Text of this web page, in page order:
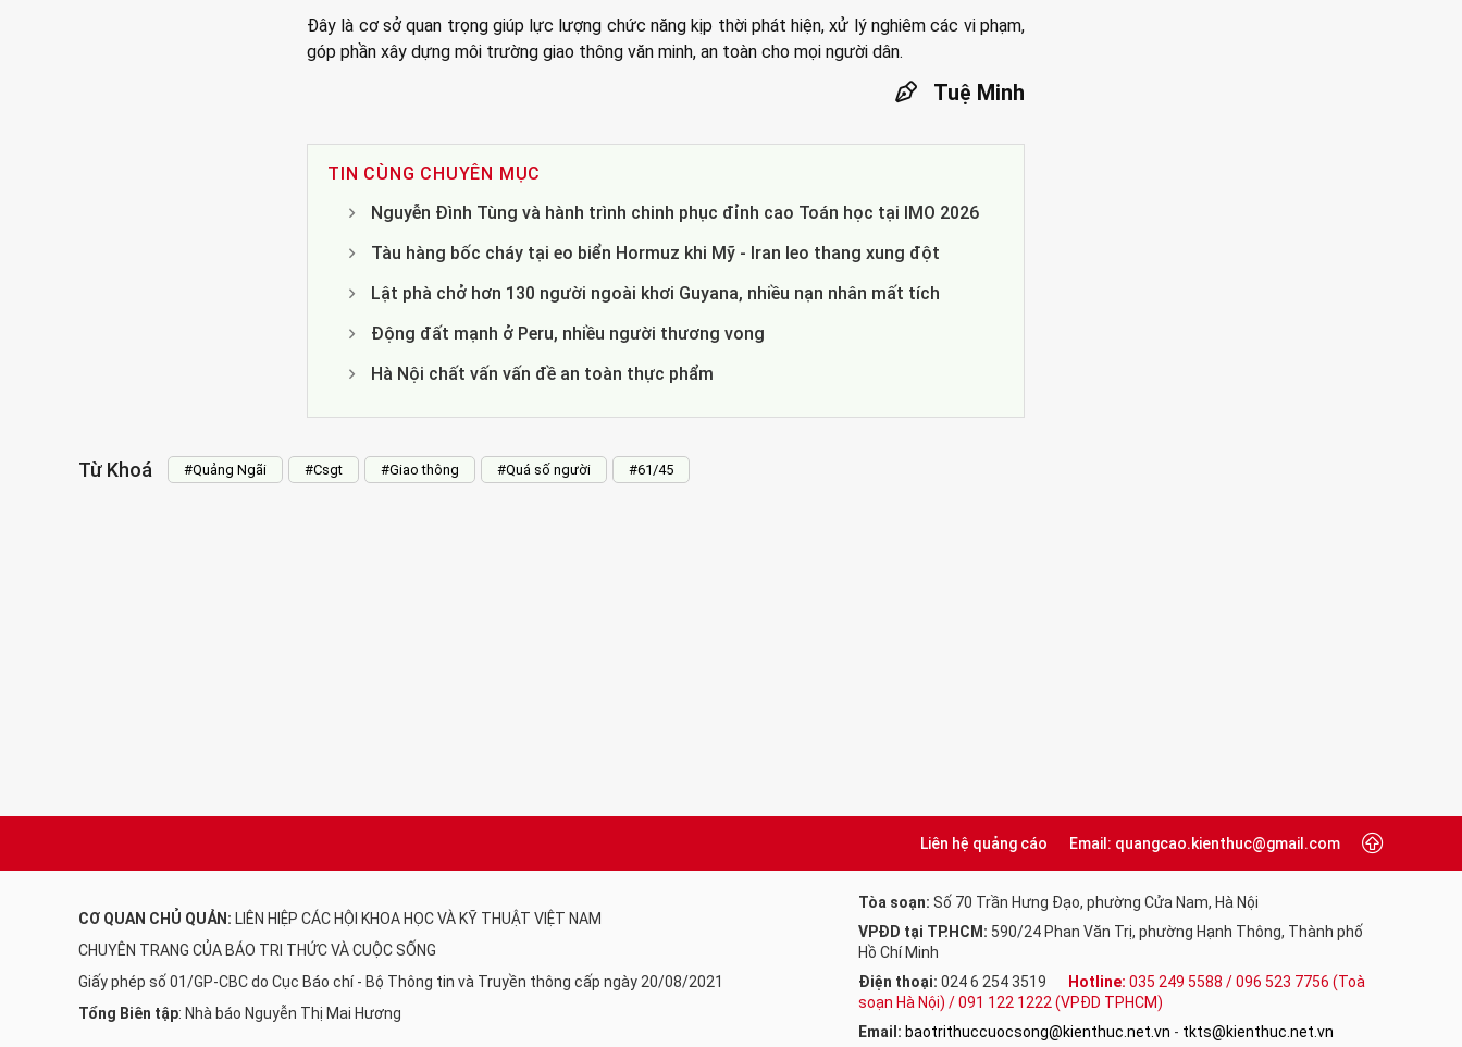
Đây là cơ sở quan trọng giúp lực lượng chức năng kịp thời phát hiện, xử lý nghiêm các vi phạm,
góp phần xây dựng môi trường giao thông văn minh, an toàn cho mọi người dân.
Tuệ Minh
TIN CÙNG CHUYÊN MỤC
Nguyễn Đình Tùng và hành trình chinh phục đỉnh cao Toán học tại IMO 2026
Tàu hàng bốc cháy tại eo biển Hormuz khi Mỹ - Iran leo thang xung đột
Lật phà chở hơn 130 người ngoài khơi Guyana, nhiều nạn nhân mất tích
Động đất mạnh ở Peru, nhiều người thương vong
Hà Nội chất vấn vấn đề an toàn thực phẩm
Từ Khoá #Quảng Ngãi #Csgt #Giao thông #Quá số người #61/45
Liên hệ quảng cáo Email: quangcao.kienthuc@gmail.com
CƠ QUAN CHỦ QUẢN: LIÊN HIỆP CÁC HỘI KHOA HỌC VÀ KỸ THUẬT VIỆT NAM
CHUYÊN TRANG CỦA BÁO TRI THỨC VÀ CUỘC SỐNG
Giấy phép số 01/GP-CBC do Cục Báo chí - Bộ Thông tin và Truyền thông cấp ngày 20/08/2021
Tổng Biên tập: Nhà báo Nguyễn Thị Mai Hương
Tòa soạn: Số 70 Trần Hưng Đạo, phường Cửa Nam, Hà Nội
VPĐD tại TP.HCM: 590/24 Phan Văn Trị, phường Hạnh Thông, Thành phố
Hồ Chí Minh
Điện thoại: 024 6 254 3519 Hotline: 035 249 5588 / 096 523 7756 (Toà
soạn Hà Nội) / 091 122 1222 (VPĐD TPHCM)
Email: baotrithuccuocsong@kienthuc.net.vn - tkts@kienthuc.net.vn